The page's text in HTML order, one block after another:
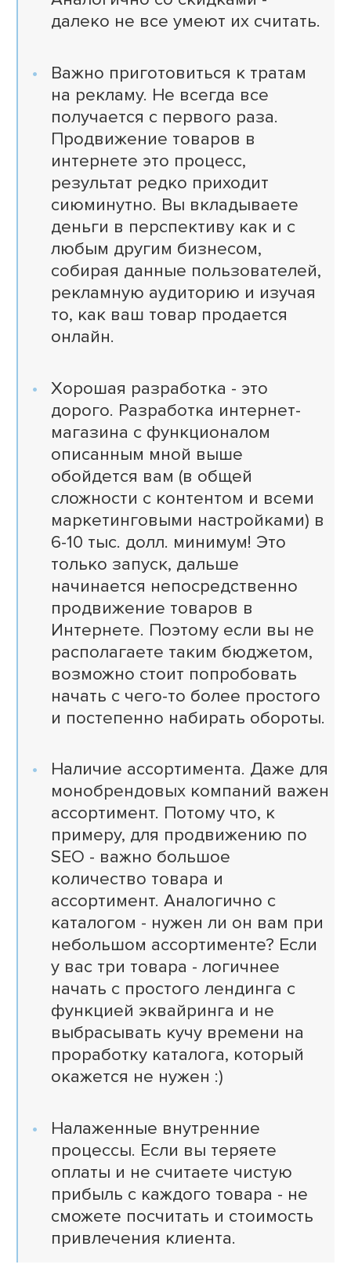
далеко не все умеют их считать.
Важно приготовиться к тратам
на рекламу. Не всегда все
получается с первого раза.
Продвижение товаров в
интернете это процесс,
результат редко приходит
сиюминутно. Вы вкладываете
деньги в перспективу как и с
любым другим бизнесом,
собирая данные пользователей,
рекламную аудиторию и изучая
то, как ваш товар продается
онлайн.
Хорошая разработка - это
дорого. Разработка интернет-
магазина с функционалом
описанным мной выше
обойдется вам (в общей
сложности с контентом и всеми
маркетинговыми настройками) в
6-10 тыс. долл. минимум! Это
только запуск, дальше
начинается непосредственно
продвижение товаров в
Интернете. Поэтому если вы не
располагаете таким бюджетом,
возможно стоит попробовать
начать с чего-то более простого
и постепенно набирать обороты.
Наличие ассортимента. Даже для
монобрендовых компаний важен
ассортимент. Потому что, к
примеру, для продвижению по
SEO - важно большое
количество товара и
ассортимент. Аналогично с
каталогом - нужен ли он вам при
небольшом ассортименте? Если
у вас три товара - логичнее
начать с простого лендинга с
функцией эквайринга и не
выбрасывать кучу времени на
проработку каталога, который
окажется не нужен :)
Налаженные внутренние
процессы. Если вы теряете
оплаты и не считаете чистую
прибыль с каждого товара - не
сможете посчитать и стоимость
привлечения клиента.